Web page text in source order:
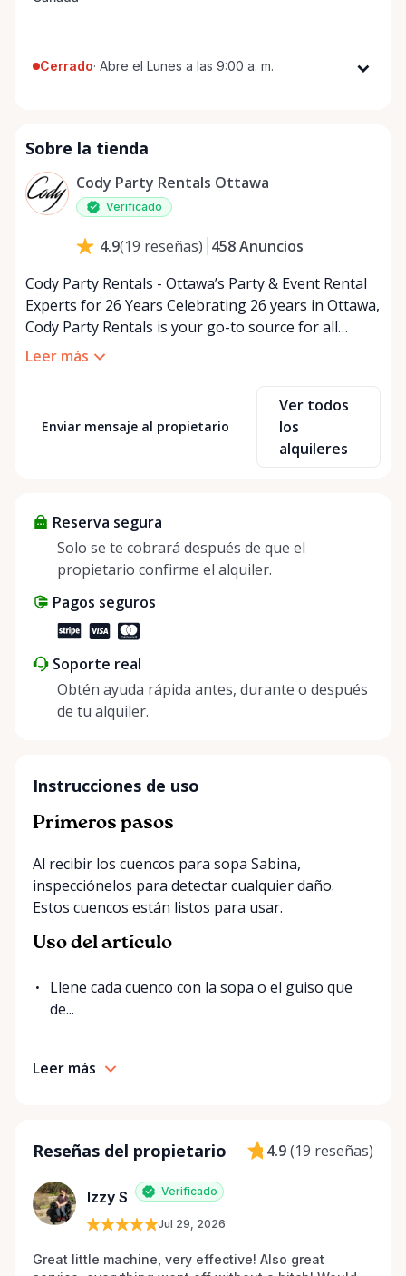
Cerrado· Abre el Lunes a las 9:00 a. m.
Miércoles
Jueves
9:00 a. m. - 5:00 p. m.
Viernes
Domingo
Sobre la tienda
Cody Party Rentals Ottawa
Verificado
4.9(19 reseñas) 458Anuncios
Cody Party Rentals - Ottawa’s Party & Event Rental
Experts for 26 Years Celebrating 26 years in Ottawa,
Cody Party Rentals is your go-to source for all
things party and event rentals. We’re proud to be a
At Cody Party Rentals, we believe in the power of
sharing—giving others the chance to rent out their
items and experience the benefits of renting. It’s
positive impact on the environment. By choosing to
share instead of buy, we’re all doing our part to
make things easier on Mother Nature.
Leer más
Enviar mensaje al propietario
Ver todos
los
alquileres
Reserva segura
Solo se te cobrará después de que el
propietario confirme el alquiler.
Pagos seguros
Soporte real
Obtén ayuda rápida antes, durante o después
de tu alquiler.
Instrucciones de uso
Primeros pasos
Al recibir los cuencos para sopa Sabina,
inspecciónelos para detectar cualquier daño.
Estos cuencos están listos para usar.
Uso del artículo
Llene cada cuenco con la sopa o el guiso que
de...
Leer más
Reseñas del propietario 4.9(19 reseñas)
Izzy S Verificado
Jul 29, 2026
Great little machine, very effective! Also great